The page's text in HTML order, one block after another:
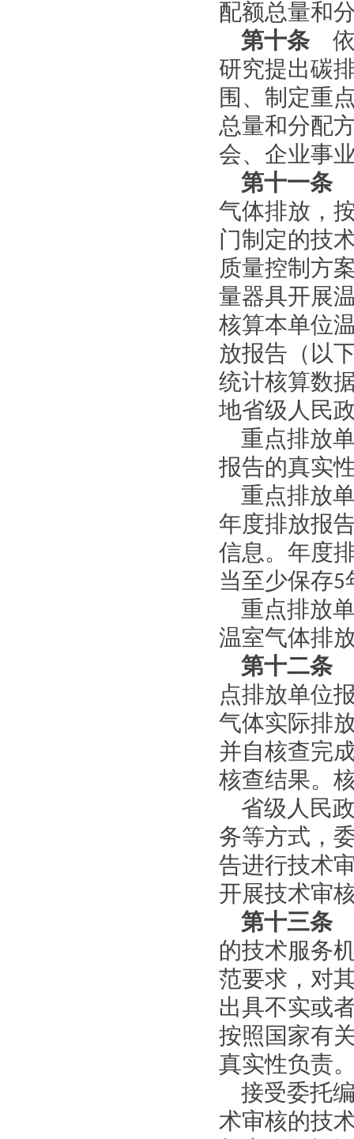
配额总量和
第十条 依
研究提出碳
围、制定重
总量和分配
会、企业事
第十一条
气体排放，
门制定的技
质量控制方
量器具开展
核算本单位
放报告（以
统计核算数
地省级人民
重点排放
报告的真实
重点排放
年度排放报
信息。年度
当至少保存5
重点排放
温室气体排
第十二条
点排放单位
气体实际排
并自核查完
核查结果。
省级人民
务等方式，
告进行技术
开展技术审
第十三条
的技术服务
范要求，对
出具不实或
按照国家有
真实性负责
接受委托
术审核的技